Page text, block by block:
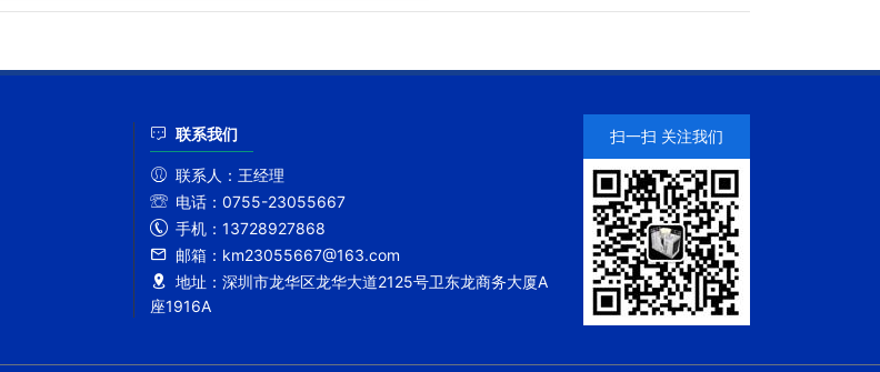
联系我们
联系人： 王经理
电话： 0755-23055667
手机： 13728927868
邮箱： km23055667@163.com
地址： 深圳市龙华区龙华大道2125号卫东龙商务大厦A
座1916A
扫一扫 关注我们